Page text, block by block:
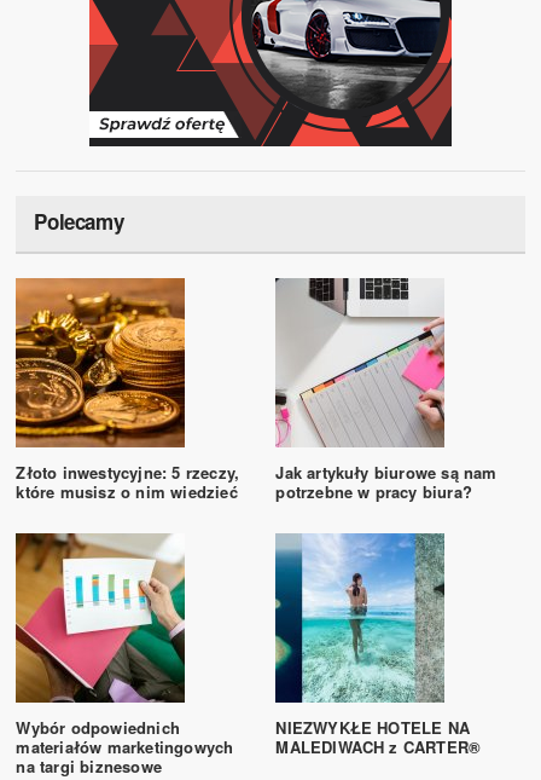
Polecamy
Złoto inwestycyjne: 5 rzeczy,
które musisz o nim wiedzieć
Jak artykuły biurowe są nam
potrzebne w pracy biura?
Wybór odpowiednich
materiałów marketingowych
na targi biznesowe
NIEZWYKŁE HOTELE NA
MALEDIWACH z CARTER®